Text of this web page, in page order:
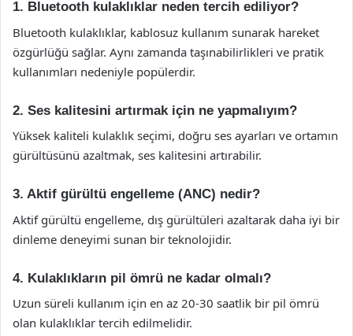
1. Bluetooth kulaklıklar neden tercih ediliyor?
Bluetooth kulaklıklar, kablosuz kullanım sunarak hareket
özgürlüğü sağlar. Aynı zamanda taşınabilirlikleri ve pratik
kullanımları nedeniyle popülerdir.
2. Ses kalitesini artırmak için ne yapmalıyım?
Yüksek kaliteli kulaklık seçimi, doğru ses ayarları ve ortamın
gürültüsünü azaltmak, ses kalitesini artırabilir.
3. Aktif gürültü engelleme (ANC) nedir?
Aktif gürültü engelleme, dış gürültüleri azaltarak daha iyi bir
dinleme deneyimi sunan bir teknolojidir.
4. Kulaklıkların pil ömrü ne kadar olmalı?
Uzun süreli kullanım için en az 20-30 saatlik bir pil ömrü
olan kulaklıklar tercih edilmelidir.